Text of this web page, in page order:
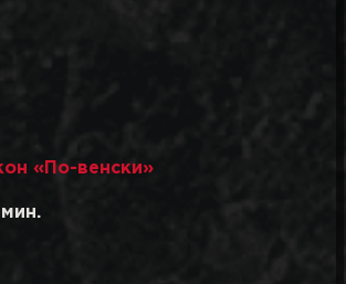
«По-венски»